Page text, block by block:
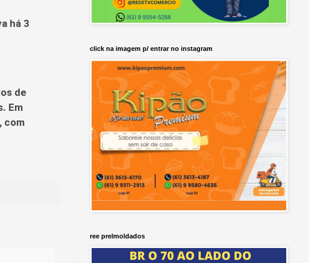
há 3
de
Em
com
click na imagem p/ entrar no instagram
ree prelmoldados